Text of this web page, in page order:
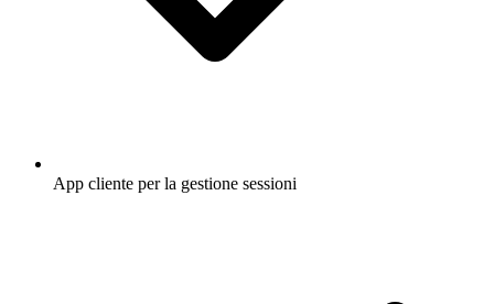
App cliente per la gestione sessioni